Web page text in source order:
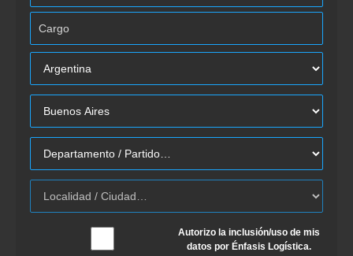
Autorizo la inclusión/uso de mis
datos por Énfasis Logística.